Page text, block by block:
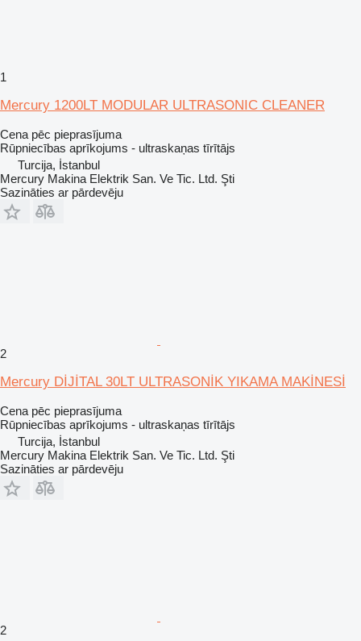
1
Mercury 1200LT MODULAR ULTRASONIC CLEANER
Cena pēc pieprasījuma
Rūpniecības aprīkojums - ultraskaņas tīrītājs
Turcija, İstanbul
Mercury Makina Elektrik San. Ve Tic. Ltd. Şti
Sazināties ar pārdevēju
2
Mercury DİJİTAL 30LT ULTRASONİK YIKAMA MAKİNESİ
Cena pēc pieprasījuma
Rūpniecības aprīkojums - ultraskaņas tīrītājs
Turcija, İstanbul
Mercury Makina Elektrik San. Ve Tic. Ltd. Şti
Sazināties ar pārdevēju
2